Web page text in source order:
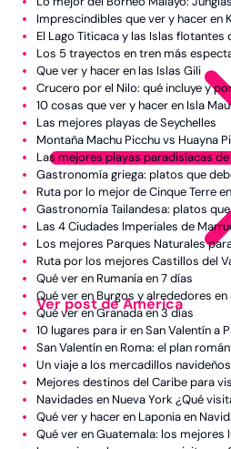
Ver post de América
China
Emiratos Árabes
Indonesia
Japón
Imprescindibles que ver y hacer en
El Lago Titicaca y las Islas flotantes
Los 5 trayectos en tren más
Que ver y hacer en las Islas Gili
Crucero por el Nilo: qué incluye y
10 cosas que ver y hacer en Isla
Las mejores playas de Seychelles
Montaña Machu Picchu vs Huayna
Las mejores playas paradisíacas de
Gastronomía griega: platos que
Ruta por lo mejor de Cinque Terre
Gastronomía Tailandesa: platos
Las 4 Ciudades Imperiales de
Los mejores Parques Naturales
Ruta por los mejores Castillos del
Qué ver en Rumanía en 7 días
Qué ver en Burgos y alrededores en
Qué ver en Granada en 3 días
10 lugares para ir en San Valentín a
San Valentín en Roma: el plan
Un viaje a los mercadillos
Mejores destinos del Caribe para
Navidades en Nueva York ¿Qué
Qué ver y hacer en Laponia en
Qué ver en Guatemala: los mejores